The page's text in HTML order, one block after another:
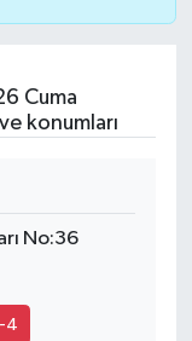
Cuma
konumları
No:36
4